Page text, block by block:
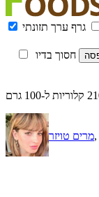
גרף ערך תזונתי
חסוך בדיו
מרים טויזר